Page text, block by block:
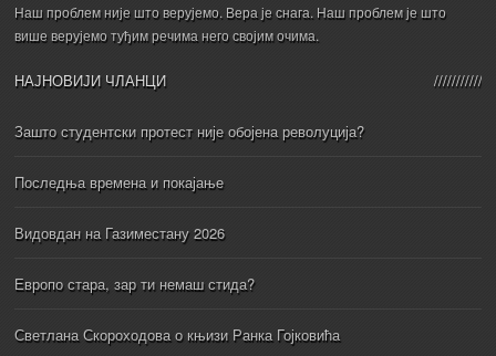
Наш проблем није што верујемо. Вера је снага. Наш проблем је што
више верујемо туђим речима него својим очима.
НАЈНОВИЈИ ЧЛАНЦИ
Зашто студентски протест није обојена револуција?
Последња времена и покајање
Видовдан на Газиместану 2026
Европо стара, зар ти немаш стида?
Светлана Скороходова о књизи Ранка Гојковића